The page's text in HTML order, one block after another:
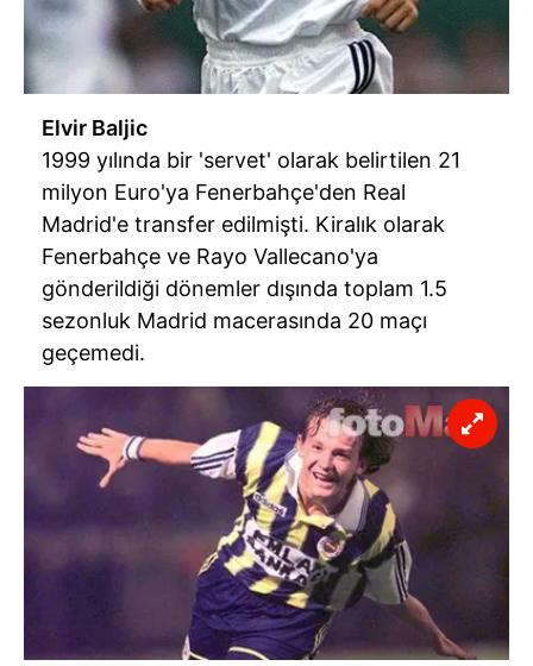
Elvir Baljic
1999 yılında bir 'servet' olarak belirtilen 21
milyon Euro'ya Fenerbahçe'den Real
Madrid'e transfer edilmişti. Kiralık olarak
Fenerbahçe ve Rayo Vallecano'ya
gönderildiği dönemler dışında toplam 1.5
sezonluk Madrid macerasında 20 maçı
geçemedi.